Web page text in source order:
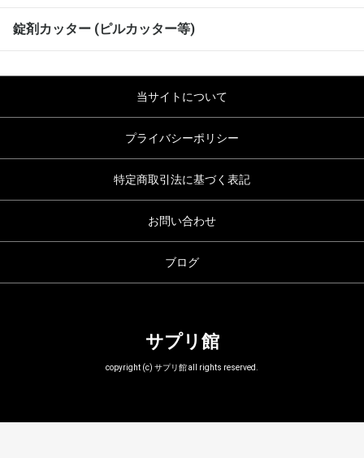
錠剤カッター (ピルカッター等)
当サイトについて
プライバシーポリシー
特定商取引法に基づく表記
お問い合わせ
ブログ
サプリ館
copyright (c) サプリ館 all rights reserved.